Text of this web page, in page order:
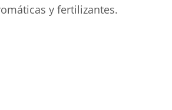
y fertilizantes.